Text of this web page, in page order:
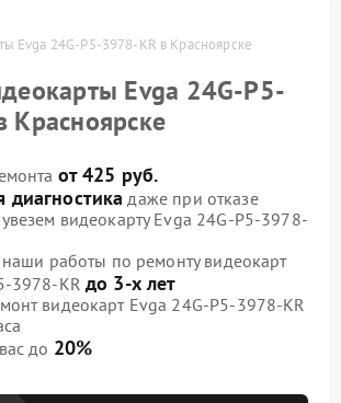
Evga 24G-P5-3978-KR в Красноярске
Evga 24G-P5-
Красноярске
от 425 руб.
диагностика даже при отказе
видеокарту Evga 24G-P5-3978-
наши работы по ремонту видеокарт
3978-KR до 3-х лет
видеокарт Evga 24G-P5-3978-KR
до 20%